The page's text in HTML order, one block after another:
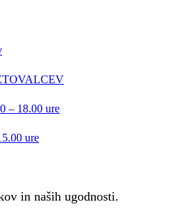
– 18.00 ure
ure
in naših ugodnosti.